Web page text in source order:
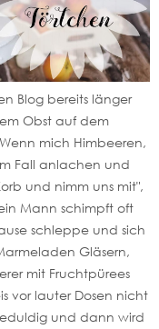
Blog bereits länger
Obst auf dem
mich Himbeeren,
Fall anlachen und
und nimm uns mit",
Mann schimpft oft
schleppe und sich
Gläsern,
mit Fruchtpürees
vor lauter Dosen nicht
und dann wird